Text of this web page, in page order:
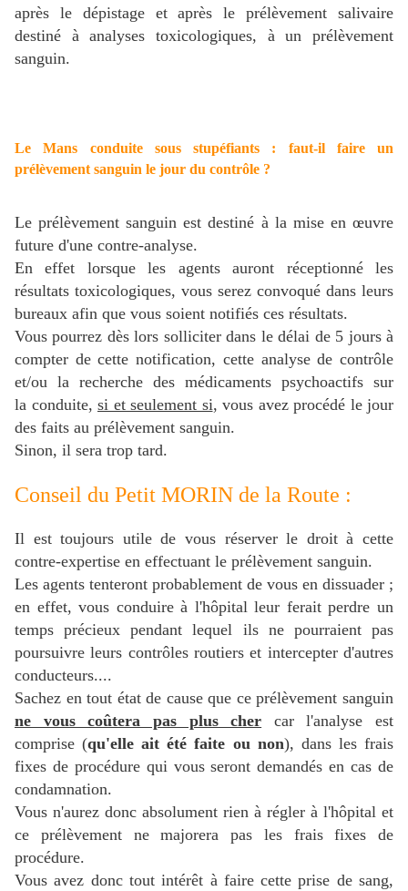
après le dépistage et après le prélèvement salivaire
destiné à analyses toxicologiques, à un prélèvement
sanguin.
Le Mans conduite sous stupéfiants : faut-il faire un
prélèvement sanguin le jour du contrôle ?
Le prélèvement sanguin est destiné à la mise en œuvre
future d'une contre-analyse.
En effet lorsque les agents auront réceptionné les
résultats toxicologiques, vous serez convoqué dans leurs
bureaux afin que vous soient notifiés ces résultats.
Vous pourrez dès lors solliciter dans le délai de 5 jours à
compter de cette notification, cette analyse de contrôle
et/ou la recherche des médicaments psychoactifs sur
la conduite, si et seulement si, vous avez procédé le jour
des faits au prélèvement sanguin.
Sinon, il sera trop tard.
Conseil du Petit MORIN de la Route :
Il est toujours utile de vous réserver le droit à cette
contre-expertise en effectuant le prélèvement sanguin.
Les agents tenteront probablement de vous en dissuader ;
en effet, vous conduire à l'hôpital leur ferait perdre un
temps précieux pendant lequel ils ne pourraient pas
poursuivre leurs contrôles routiers et intercepter d'autres
conducteurs....
Sachez en tout état de cause que ce prélèvement sanguin
ne vous coûtera pas plus cher car l'analyse est
comprise (qu'elle ait été faite ou non), dans les frais
fixes de procédure qui vous seront demandés en cas de
condamnation.
Vous n'aurez donc absolument rien à régler à l'hôpital et
ce prélèvement ne majorera pas les frais fixes de
procédure.
Vous avez donc tout intérêt à faire cette prise de sang,